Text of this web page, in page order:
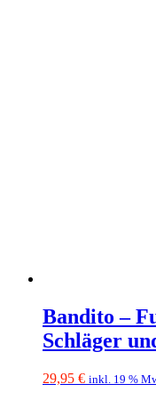
Bandito –
Schläger
29,95 € inkl. 19 %